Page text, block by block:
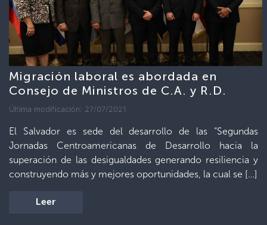
Migración laboral es abordada en
Consejo de Ministros de C.A. y R.D.
Última modificación: 27/07/2021
El Salvador es sede del desarrollo de las “Segundas
Jornadas Centroamericanas de Desarrollo hacia la
superación de las desigualdades generando resiliencia y
construyendo más y mejores oportunidades, la cual se […]
Leer